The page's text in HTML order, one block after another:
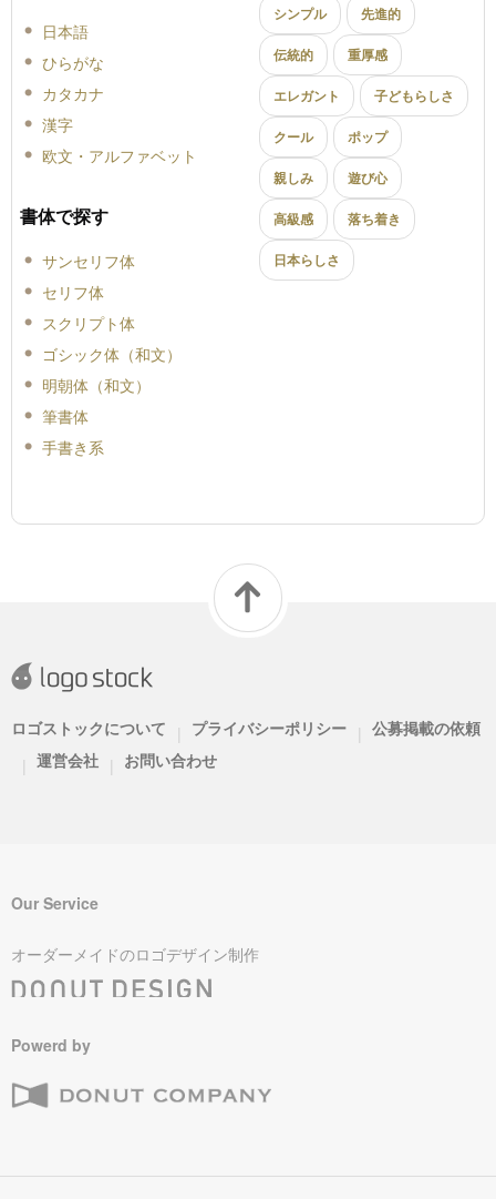
日本語
ひらがな
カタカナ
漢字
欧文・アルファベット
書体で探す
サンセリフ体
セリフ体
スクリプト体
ゴシック体（和文）
明朝体（和文）
筆書体
手書き系
シンプル 先進的
伝統的 重厚感
エレガント 子どもらしさ
クール ポップ
親しみ 遊び心
高級感 落ち着き
日本らしさ
ロゴストックについて | プライバシーポリシー | 公募掲載の依頼
| 運営会社 | お問い合わせ
Our Service
オーダーメイドのロゴデザイン制作
Powerd by